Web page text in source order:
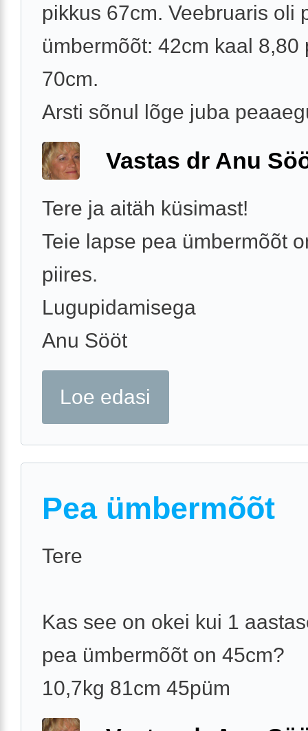
pikkus 67cm. Veebruaris oli
ümbermõõt: 42cm kaal 8,80
70cm.
Arsti sõnul lõge juba
Vastas dr Anu
Tere ja aitäh küsimast!
Teie lapse pea ümbermõõt
piires.
Lugupidamisega
Anu Sööt
Loe edasi
Pea ümbermõõt
Tere
Kas see on okei kui 1
pea ümbermõõt on 45cm?
10,7kg 81cm 45püm